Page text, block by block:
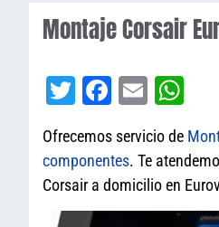
Montaje Corsair
T
tt
er
Fa
bo
ok
E
ail ts
A
pp
Ofrecemos servicio de
componentes. Te
Corsair a domicilio en